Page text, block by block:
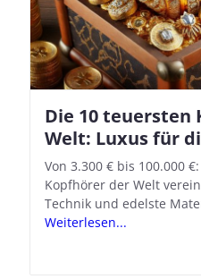
Die 10 teuersten
Welt: Luxus für
Von 3.300 € bis 100.000
Kopfhörer der Welt
Technik und edelste
Weiterlesen...
Apple AirPods Pro
So richtet ihr das
Feature ein
Mit iOS 18.1 und den
Apple seine In-Ear-
Hörhilfen. In wenigen